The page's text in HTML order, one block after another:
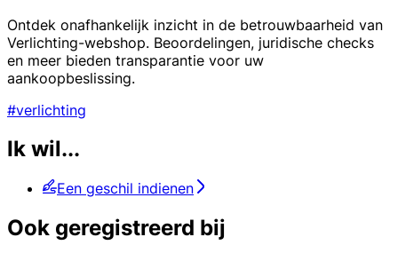
Ontdek onafhankelijk inzicht in de betrouwbaarheid van
Verlichting-webshop. Beoordelingen, juridische checks
en meer bieden transparantie voor uw
aankoopbeslissing.
#verlichting
Ik wil...
Een geschil indienen
Ook geregistreerd bij